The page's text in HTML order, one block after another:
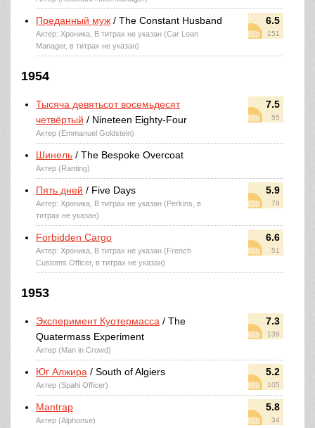
6.5
151
Преданный муж / The Constant Husband
Актер: Хроника, В титрах не указан (Car Loan
Manager, в титрах не указан)
1954
7.5
55
Тысяча девятьсот восемьдесят
четвёртый / Nineteen Eighty-Four
Актер (Emmanuel Goldstein)
Шинель / The Bespoke Overcoat
Актер (Ranting)
5.9
79
Пять дней / Five Days
Актер: Хроника, В титрах не указан (Perkins, в
титрах не указан)
6.6
51
Forbidden Cargo
Актер: Хроника, В титрах не указан (French
Customs Officer, в титрах не указан)
1953
7.3
139
Эксперимент Куотермасса / The
Quatermass Experiment
Актер (Man in Crowd)
5.2
105
Юг Алжира / South of Algiers
Актер (Spahi Officer)
5.8
34
Mantrap
Актер (Alphonse)